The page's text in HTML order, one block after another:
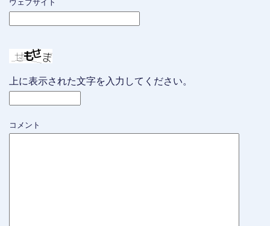
ウェブサイト
上に表示された文字を入力してください。
コメント